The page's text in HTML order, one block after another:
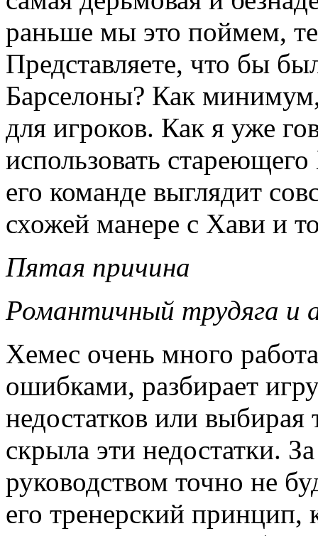
раньше мы это поймем,
Представляете, что бы
Барселоны? Как
для игроков. Как я уже
использовать
его команде выглядит
схожей манере с Хави и
Пятая причина
Романтичный трудяга и
Хемес очень много
ошибками, разбирает
недостатков или
скрыла эти недостатки.
руководством точно не
его тренерский принцип,